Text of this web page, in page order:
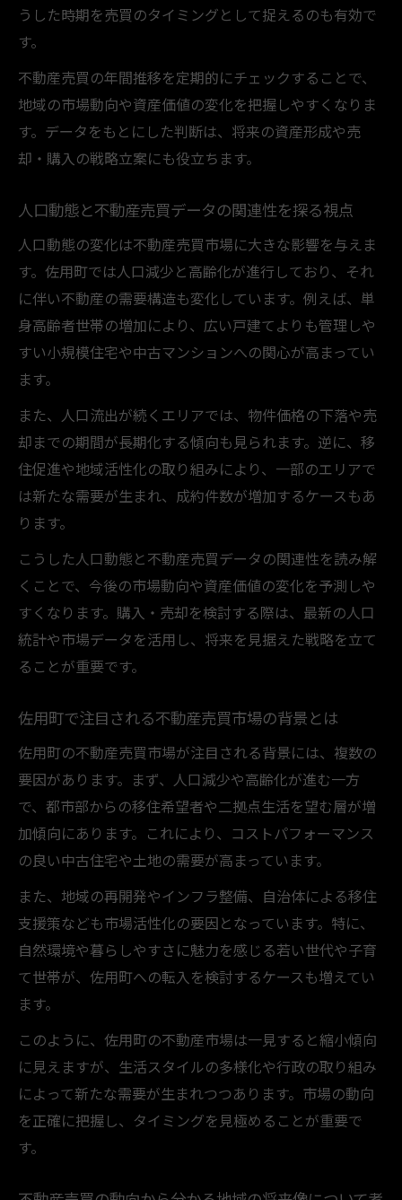
人口減少下の不動産売買動向を徹底分析
な影響
不動産売買の年間推移から見る人口変動の
リスク
人口減少時代における不動産売買の戦略的
資産価値の観点で見る人口減少下の不動産
売買
データで知る人口減少と不動産売買の相関
関係
売買年間傾向から見える資産形成のヒント
不動産売買の年間傾向を活かした資産形成
年間推移データから導く資産価値向上の方
法
不動産売買で賢く資産を増やすための分析
ポイント
か
市場動向を踏まえた不動産売買の資産形成
戦略
佐用町で不動産売買を考えるべき理由
状
人口減少下でも不動産売買が有効な理由と
資産価値から見た佐用町の不動産売買の魅
力
不動産売買の年間推移で見る佐用町の可能
佐用町での不動産売買が資産形成に有利な
要素
市場推移にみる最適な売買タイミング
年間推移と資産価値から見る売買時期の選
び方
市場動向を活かして不動産売買の時期を判
うした時期を売買のタイミングとして捉えるのも有効で
す。
不動産売買の年間推移を定期的にチェックすることで、
地域の市場動向や資産価値の変化を把握しやすくなりま
す。データをもとにした判断は、将来の資産形成や売
却・購入の戦略立案にも役立ちます。
人口動態と不動産売買データの関連性を探る視点
人口動態の変化は不動産売買市場に大きな影響を与えま
す。佐用町では人口減少と高齢化が進行しており、それ
に伴い不動産の需要構造も変化しています。例えば、単
身高齢者世帯の増加により、広い戸建てよりも管理しや
すい小規模住宅や中古マンションへの関心が高まってい
ます。
また、人口流出が続くエリアでは、物件価格の下落や売
却までの期間が長期化する傾向も見られます。逆に、移
住促進や地域活性化の取り組みにより、一部のエリアで
は新たな需要が生まれ、成約件数が増加するケースもあ
ります。
こうした人口動態と不動産売買データの関連性を読み解
くことで、今後の市場動向や資産価値の変化を予測しや
すくなります。購入・売却を検討する際は、最新の人口
統計や市場データを活用し、将来を見据えた戦略を立て
ることが重要です。
佐用町で注目される不動産売買市場の背景とは
佐用町の不動産売買市場が注目される背景には、複数の
要因があります。まず、人口減少や高齢化が進む一方
で、都市部からの移住希望者や二拠点生活を望む層が増
加傾向にあります。これにより、コストパフォーマンス
の良い中古住宅や土地の需要が高まっています。
また、地域の再開発やインフラ整備、自治体による移住
支援策なども市場活性化の要因となっています。特に、
自然環境や暮らしやすさに魅力を感じる若い世代や子育
て世帯が、佐用町への転入を検討するケースも増えてい
ます。
このように、佐用町の不動産市場は一見すると縮小傾向
に見えますが、生活スタイルの多様化や行政の取り組み
によって新たな需要が生まれつつあります。市場の動向
を正確に把握し、タイミングを見極めることが重要で
す。